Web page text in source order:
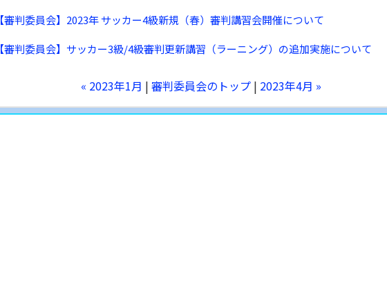
【審判委員会】2023年 サッカー4級新規（春）審判講習会開催について
【審判委員会】サッカー3級/4級審判更新講習（ラーニング）の追加実施について
« 2023年1月 | 審判委員会のトップ | 2023年4月 »